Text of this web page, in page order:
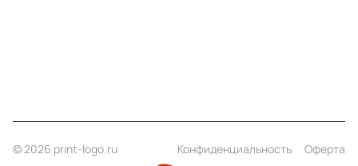
© 2026 print-logo.ru Конфиденциальность
Оферта